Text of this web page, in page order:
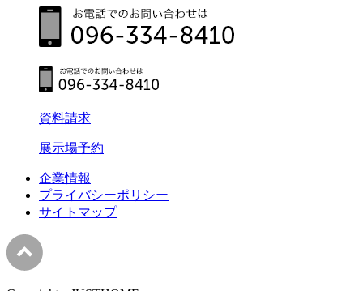
資料請求
展示場予約
企業情報
プライバシーポリシー
サイトマップ